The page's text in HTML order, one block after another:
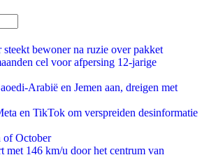
bewoner na ruzie over pakket
cel voor afpersing 12-jarige
Arabië en Jemen aan, dreigen met
en TikTok om verspreiden desinformatie
of October
met 146 km/u door het centrum van